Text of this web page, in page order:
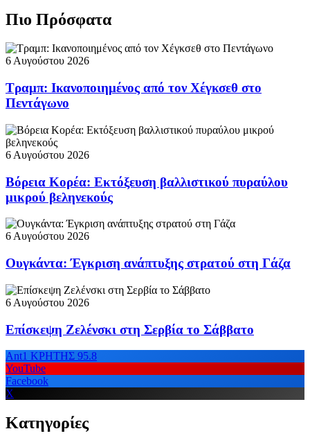
Πιο Πρόσφατα
6 Αυγούστου 2026
Τραμπ: Ικανοποιημένος από τον Χέγκσεθ στο
Πεντάγωνο
6 Αυγούστου 2026
Βόρεια Κορέα: Εκτόξευση βαλλιστικού πυραύλου
μικρού βεληνεκούς
6 Αυγούστου 2026
Ουγκάντα: Έγκριση ανάπτυξης στρατού στη Γάζα
6 Αυγούστου 2026
Επίσκεψη Ζελένσκι στη Σερβία το Σάββατο
Ant1 ΚΡΗΤΗΣ 95.8
YouTube
Facebook
X
Κατηγορίες